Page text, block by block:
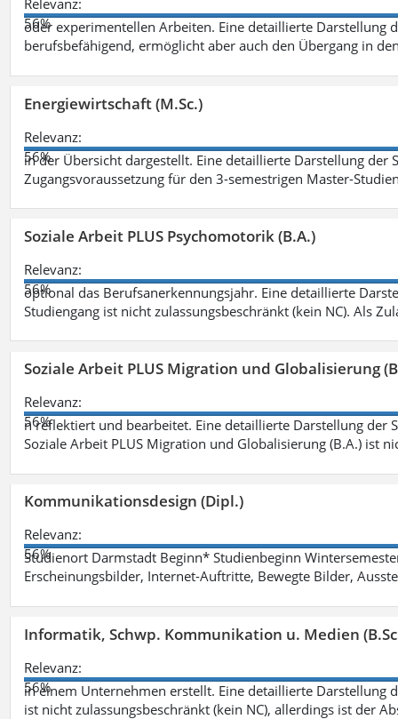
Relevanz:
56%
oder experimentellen Arbeiten. Eine detaillierte Darstellung
berufsbefähigend, ermöglicht aber auch den Übergang in
Energiewirtschaft (M.Sc.)
Relevanz:
56%
in der Übersicht dargestellt. Eine detaillierte Darstellung der
Zugangsvoraussetzung für den 3-semestrigen Master-
Soziale Arbeit PLUS Psychomotorik (B.A.)
Relevanz:
56%
optional das Berufsanerkennungsjahr. Eine detaillierte
Studiengang ist nicht zulassungsbeschränkt (kein NC). Als
Soziale Arbeit PLUS Migration und Globalisierung
Relevanz:
56%
n reflektiert und bearbeitet. Eine detaillierte Darstellung der
Soziale Arbeit PLUS Migration und Globalisierung (B.A.) ist
Kommunikationsdesign (Dipl.)
Relevanz:
56%
Studienort Darmstadt Beginn* Studienbeginn
Erscheinungsbilder, Internet-Auftritte, Bewegte Bilder,
Informatik, Schwp. Kommunikation u. Medien
Relevanz:
56%
in einem Unternehmen erstellt. Eine detaillierte Darstellung
ist nicht zulassungsbeschränkt (kein NC), allerdings ist der